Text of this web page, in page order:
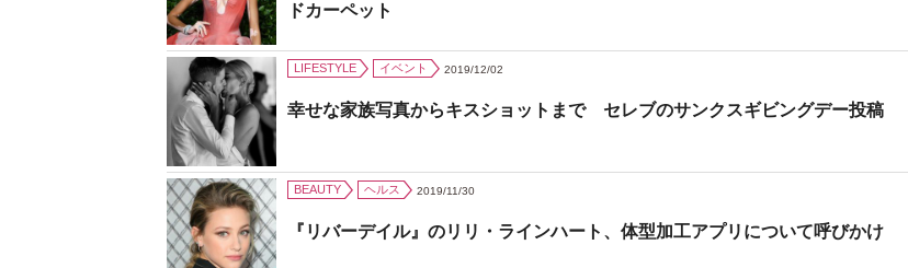
ドカーペット
LIFESTYLE イベント 2019/12/02
幸せな家族写真からキスショットまで セレブのサンクスギビングデー投稿
BEAUTY ヘルス 2019/11/30
『リバーデイル』のリリ・ラインハート、体型加工アプリについて呼びかけ